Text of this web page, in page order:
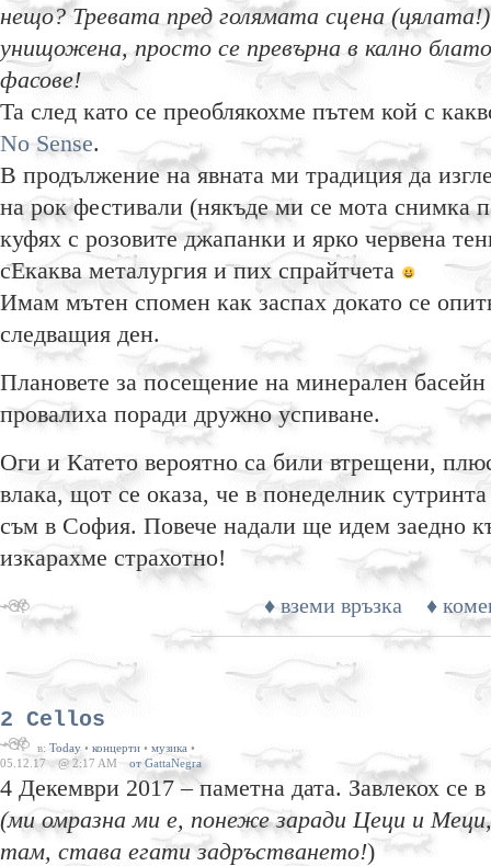
нещо? Тревата пред голямата сцена
унищожена, просто се превърна в кално
фасове!
Та след като се преоблякохме пътем кой с
No Sense.
В продължение на явната ми традиция да
на рок фестивали (някъде ми се мота снимка
куфях с розовите джапанки и ярко червена
сЕкаква металургия и пих спрайтчета
Имам мътен спомен как заспах докато се
следващия ден.
Плановете за посещение на минерален
провалиха поради дружно успиване.
Оги и Катето вероятно са били втрещени,
влака, щот се оказа, че в понеделник
съм в София. Повече надали ще идем заедно
изкарахме страхотно!
♦ вземи връзка ♦
2 Cellos
в: Today• концерти• музика •
05.12.17
@ 2:17 AM от GattaNegra
4 Декември 2017 – паметна дата. Завлекох се
(ми омразна ми е, понеже заради Цеци и
там, става егати задръстването!)